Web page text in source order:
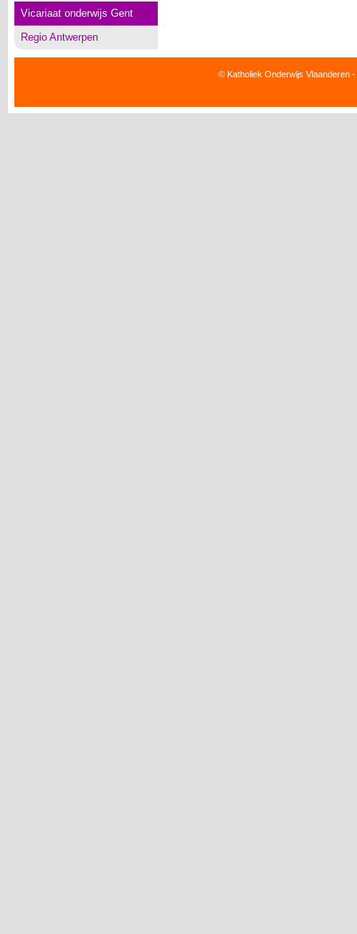
Vicariaat onderwijs Gent
Regio Antwerpen
© Katholiek Onderwijs Vlaanderen